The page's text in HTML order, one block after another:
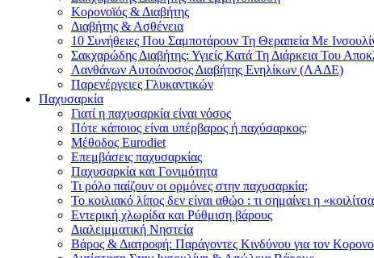
Κορονοϊός & Διαβήτης
Διαβήτης & Ασθένεια
10 Συνήθειες Που Σαμποτάρουν Τη Θεραπεία Με
Σακχαρώδης Διαβήτης: Υγιείς Κατά Τη Διάρκεια Του
Λανθάνων Αυτοάνοσος Διαβήτης Ενηλίκων (ΛΑΔΕ)
Παρενέργειες Γλυκαντικών
Παχυσαρκία
Γιατί η παχυσαρκία είναι νόσος
Πότε κάποιος είναι υπέρβαρος ή παχύσαρκος;
Μέθοδος Eurodiet
Επεμβάσεις παχυσαρκίας
Παχυσαρκία και Γονιμότητα
Τι ρόλο παίζουν οι ορμόνες στην παχυσαρκία;
Το κοιλιακό λίπος δεν είναι αθώο : τι σημαίνει η
Εντερική χλωρίδα και Ρύθμιση βάρους
Διαλειμματική Νηστεία
Βάρος & Διατροφή: Παράγοντες Κινδύνου για τον